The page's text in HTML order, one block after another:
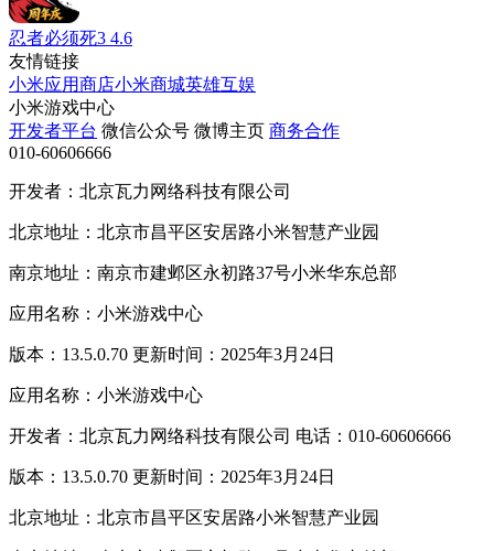
忍者必须死3 4.6
友情链接
小米应用商店小米商城英雄互娱
小米游戏中心
开发者平台 微信公众号 微博主页 商务合作
010-60606666
开发者：北京瓦力网络科技有限公司
北京地址：北京市昌平区安居路小米智慧产业园
南京地址：南京市建邺区永初路37号小米华东总部
应用名称：小米游戏中心
版本：13.5.0.70 更新时间：2025年3月24日
应用名称：小米游戏中心
开发者：北京瓦力网络科技有限公司 电话：010-60606666
版本：13.5.0.70 更新时间：2025年3月24日
北京地址：北京市昌平区安居路小米智慧产业园